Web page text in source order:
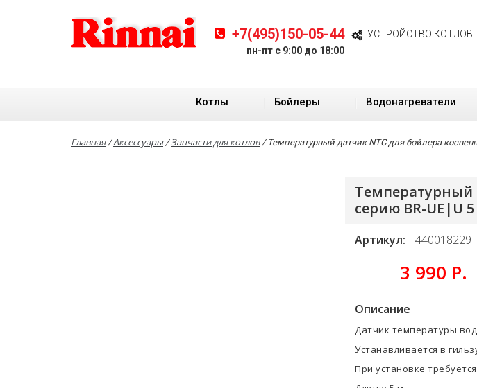
+7(495)150-05-44
пн-пт с 9:00 до 18:00
УСТРОЙСТВО КОТЛОВ
Котлы Бойлеры Водонагреватели
Главная / Аксессуары / Запчасти для котлов / Температурный датчик NTC для бойлера
Температурный
серию BR-UE|U
Артикул: 440018229
3 990 Р.
Описание
Датчик температуры
Устанавливается в
При установке